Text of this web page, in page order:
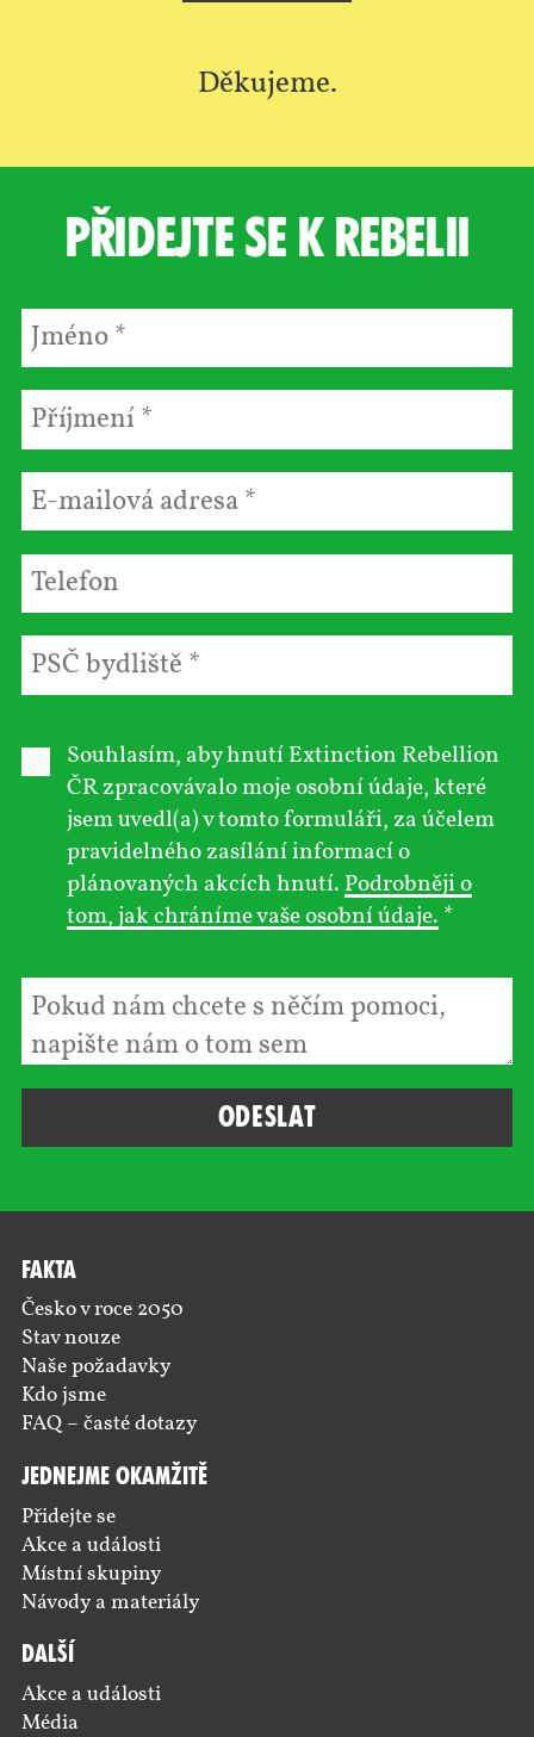
Děkujeme.
Přidejte se k rebelii
Souhlasím, aby hnutí Extinction Rebellion
ČR zpracovávalo moje osobní údaje, které
jsem uvedl(a) v tomto formuláři, za účelem
pravidelného zasílání informací o
plánovaných akcích hnutí. Podrobněji o
tom, jak chráníme vaše osobní údaje. *
Fakta
Česko v roce 2050
Stav nouze
Naše požadavky
Kdo jsme
FAQ – časté dotazy
Jednejme okamžitě
Přidejte se
Akce a události
Místní skupiny
Návody a materiály
Další
Akce a události
Média